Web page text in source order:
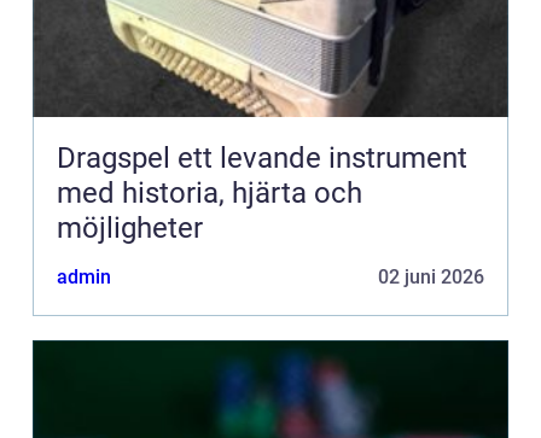
Dragspel ett levande instrument
med historia, hjärta och
möjligheter
admin 02 juni 2026